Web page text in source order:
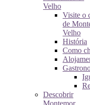
Velho
Visite o
de
Velho
História
Como
Descobrir
Montemor